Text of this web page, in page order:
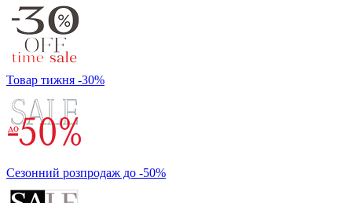
Товар тижня -30%
Сезонний розпродаж до -50%